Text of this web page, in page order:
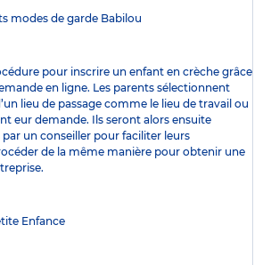
modes de garde Babilou
pour inscrire un enfant en crèche grâce
en ligne. Les parents sélectionnent
lieu de passage comme le lieu de travail ou
eur demande. Ils seront alors ensuite
un conseiller pour faciliter leurs
de la même manière pour obtenir une
Enfance